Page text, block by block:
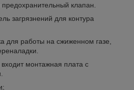
клапан.
загрязнений для контура
для работы на сжиженном газе,
входит монтажная плата с